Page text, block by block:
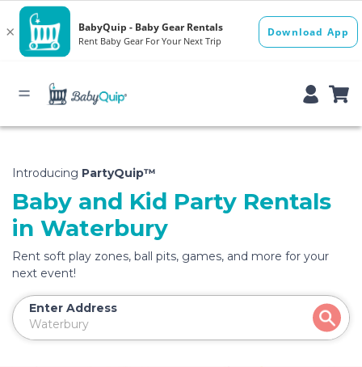
Introducing PartyQuip™
Baby and Kid Party Rentals
in Waterbury
Rent soft play zones, ball pits, games, and more for your
next event!
Enter Address